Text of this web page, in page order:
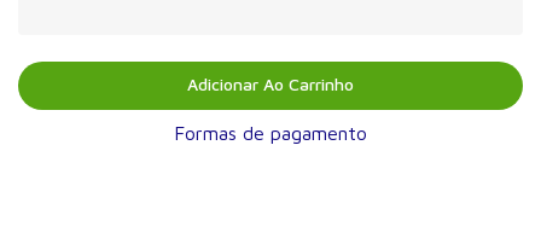
Adicionar Ao Carrinho
Formas de pagamento